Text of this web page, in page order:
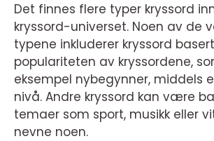
Det finnes flere typer kryssord
kryssord-universet. Noen av de
typene inkluderer kryssord
populariteten av kryssordene,
eksempel nybegynner, middels
nivå. Andre kryssord kan være
temaer som sport, musikk eller
nevne noen.